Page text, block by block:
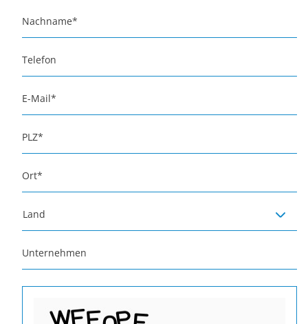
Nachname*
Telefon
E-Mail*
PLZ*
Ort*
Land
Unternehmen